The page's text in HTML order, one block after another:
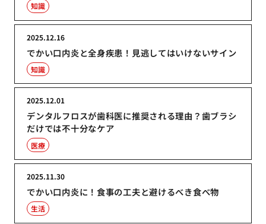
知識
でかい口内炎と全身疾患！見逃してはいけないサイン
2025.12.16
知識
デンタルフロスが歯科医に推奨される理由？歯ブラシ
だけでは不十分なケア
2025.12.01
医療
でかい口内炎に！食事の工夫と避けるべき食べ物
2025.11.30
生活